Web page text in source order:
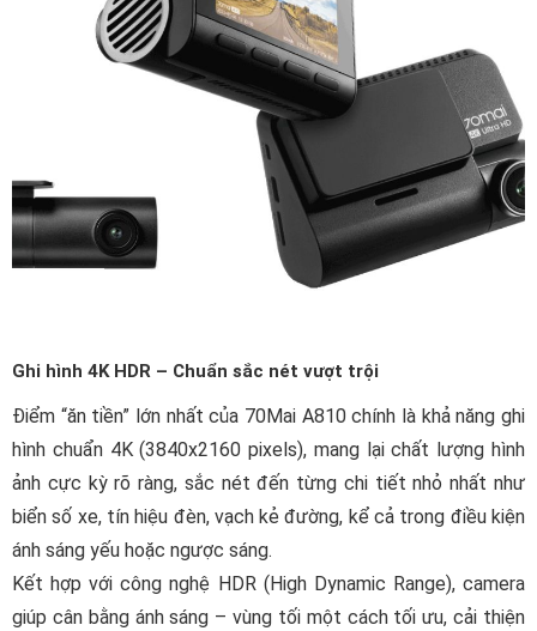
Ghi hình 4K HDR – Chuẩn sắc nét vượt trội
Điểm “ăn tiền” lớn nhất của 70Mai A810 chính là khả năng ghi
hình chuẩn 4K (3840x2160 pixels), mang lại chất lượng hình
ảnh cực kỳ rõ ràng, sắc nét đến từng chi tiết nhỏ nhất như
biển số xe, tín hiệu đèn, vạch kẻ đường, kể cả trong điều kiện
ánh sáng yếu hoặc ngược sáng.
Kết hợp với công nghệ HDR (High Dynamic Range), camera
giúp cân bằng ánh sáng – vùng tối một cách tối ưu, cải thiện